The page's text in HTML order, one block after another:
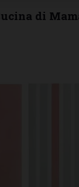
di